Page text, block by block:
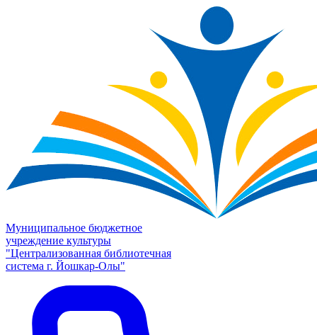
Муниципальное бюджетное
учреждение культуры
"Централизованная библиотечная
система г. Йошкар-Олы"